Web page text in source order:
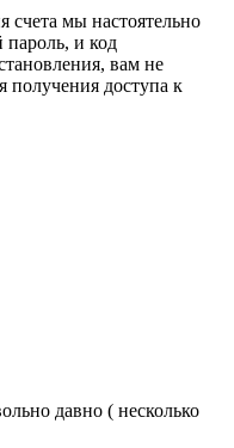
мы настоятельно
пароль, и код
вам не
получения доступа к
давно ( несколько